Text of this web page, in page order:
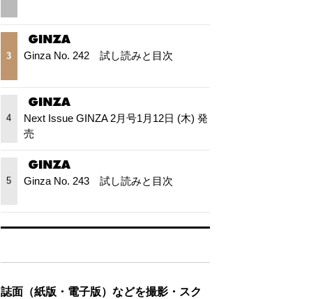
3 Ginza No. 242 試し読みと目次
4
Next Issue GINZA 2月号1月12日 (木) 発
売
5 Ginza No. 243 試し読みと目次
誌面（紙版・電子版）などを撮影・スク